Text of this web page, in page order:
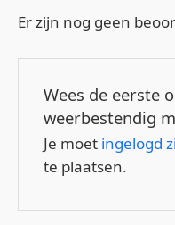
Er zijn nog geen
Wees de eerste
weerbestendig
Je moet ingelogd
te plaatsen.